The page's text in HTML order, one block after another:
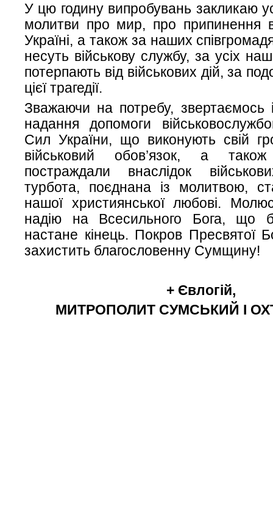
У цю годину випробувань закликаю
молитви про мир, про припинення
Україні, а також за наших
несуть військову службу, за усіх
потерпають від військових дій, за
цієї трагедії.
Зважаючи на потребу, звертаємось
надання допомоги
Сил України, що виконують свій
військовий обов’язок, а
постраждали внаслідок
турбота, поєднана із молитвою,
нашої християнської любові.
надію на Всесильного Бога, що
настане кінець. Покров Пресвятої
захистить благословенну Сумщину!
+ Євлогій,
МИТРОПОЛИТ СУМСЬКИЙ І